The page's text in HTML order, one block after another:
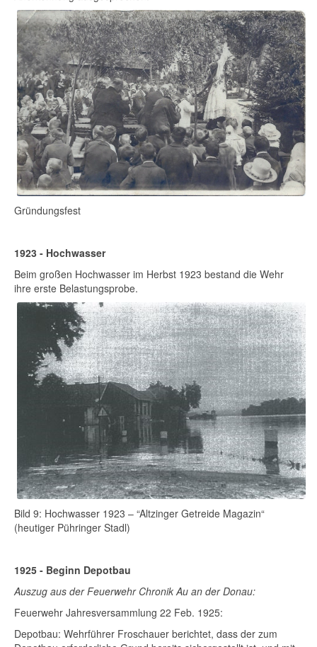
Gründungsfest
1923 - Hochwasser
Beim großen Hochwasser im Herbst 1923 bestand die Wehr
ihre erste Belastungsprobe.
Bild 9: Hochwasser 1923 – “Altzinger Getreide Magazin“
(heutiger Pühringer Stadl)
1925 - Beginn Depotbau
Auszug aus der Feuerwehr Chronik Au an der Donau:
Feuerwehr Jahresversammlung 22 Feb. 1925:
Depotbau: Wehrführer Froschauer berichtet, dass der zum